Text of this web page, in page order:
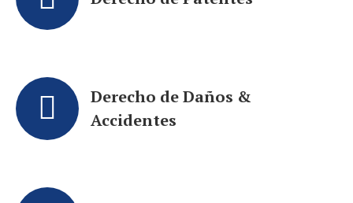
Derecho de Daños &
Accidentes